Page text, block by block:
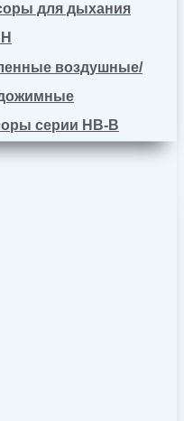
для дыхания
воздушные/
серии HB-B